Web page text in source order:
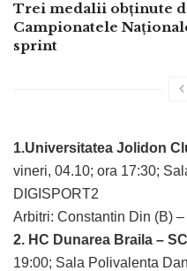
Trei medalii obținute
Campionatele
sprint
1.Universitatea Jolidon
vineri, 04.10; ora 17:30;
DIGISPORT2
Arbitri: Constantin Din (B)
2. HC Dunarea Braila –
19:00; Sala Polivalenta